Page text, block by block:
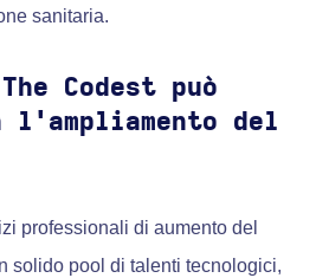
sanitaria.
Codest può
del
professionali di aumento del
solido pool di talenti tecnologici,